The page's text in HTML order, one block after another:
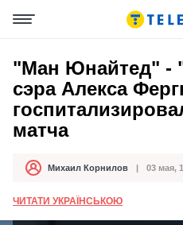
"Ман Юнайтед" -
сэра Алекса
матча
АвторМихаил Корнилов
Дата публикации 03 мая,
ЧИТАТИ УКРАЇНСЬКОЮ